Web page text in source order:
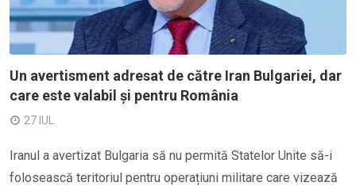
Un avertisment adresat de către Iran Bulgariei, dar
care este valabil și pentru România
27 IUL
Iranul a avertizat Bulgaria să nu permită Statelor Unite să-i
folosească teritoriul pentru operațiuni militare care vizează